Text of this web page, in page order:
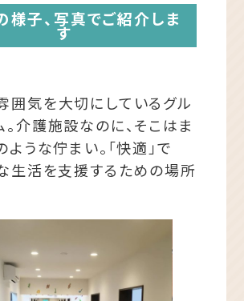
様子、写真でご紹介しま
す
囲気を大切にしているグル
介護施設なのに、そこはま
ような佇まい。「快適」で
な生活を支援するための場所